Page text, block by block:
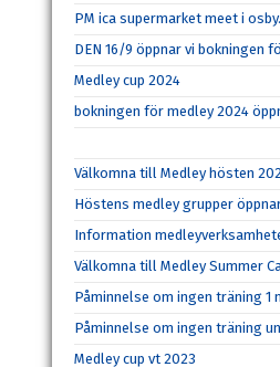
PM ica supermarket meet i
DEN 16/9 öppnar vi bokningen
Medley cup 2024
bokningen för medley 2024
Välkomna till Medley hösten
Höstens medley grupper
Information
Välkomna till Medley Summer
Påminnelse om ingen träning 1
Påminnelse om ingen träning
Medley cup vt 2023